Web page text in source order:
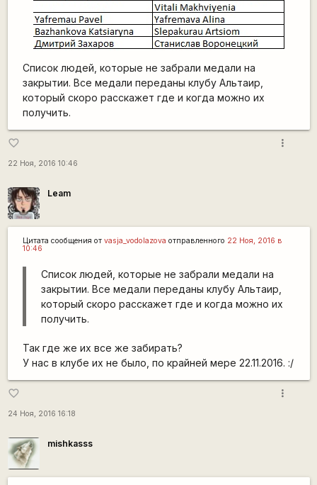
Список людей, которые не забрали медали на
закрытии. Все медали переданы клубу Альтаир,
который скоро расскажет где и когда можно их
получить.
favorite_border
22 Ноя, 2016 10:46
more_vert
Leam
Цитата сообщения от vasja_vodolazova отправленного 22 Ноя, 2016 в
10:46
Список людей, которые не забрали медали на
закрытии. Все медали переданы клубу Альтаир,
который скоро расскажет где и когда можно их
получить.
Так где же их все же забирать?
У нас в клубе их не было, по крайней мере 22.11.2016. :/
favorite_border
24 Ноя, 2016 16:18
more_vert
mishkasss